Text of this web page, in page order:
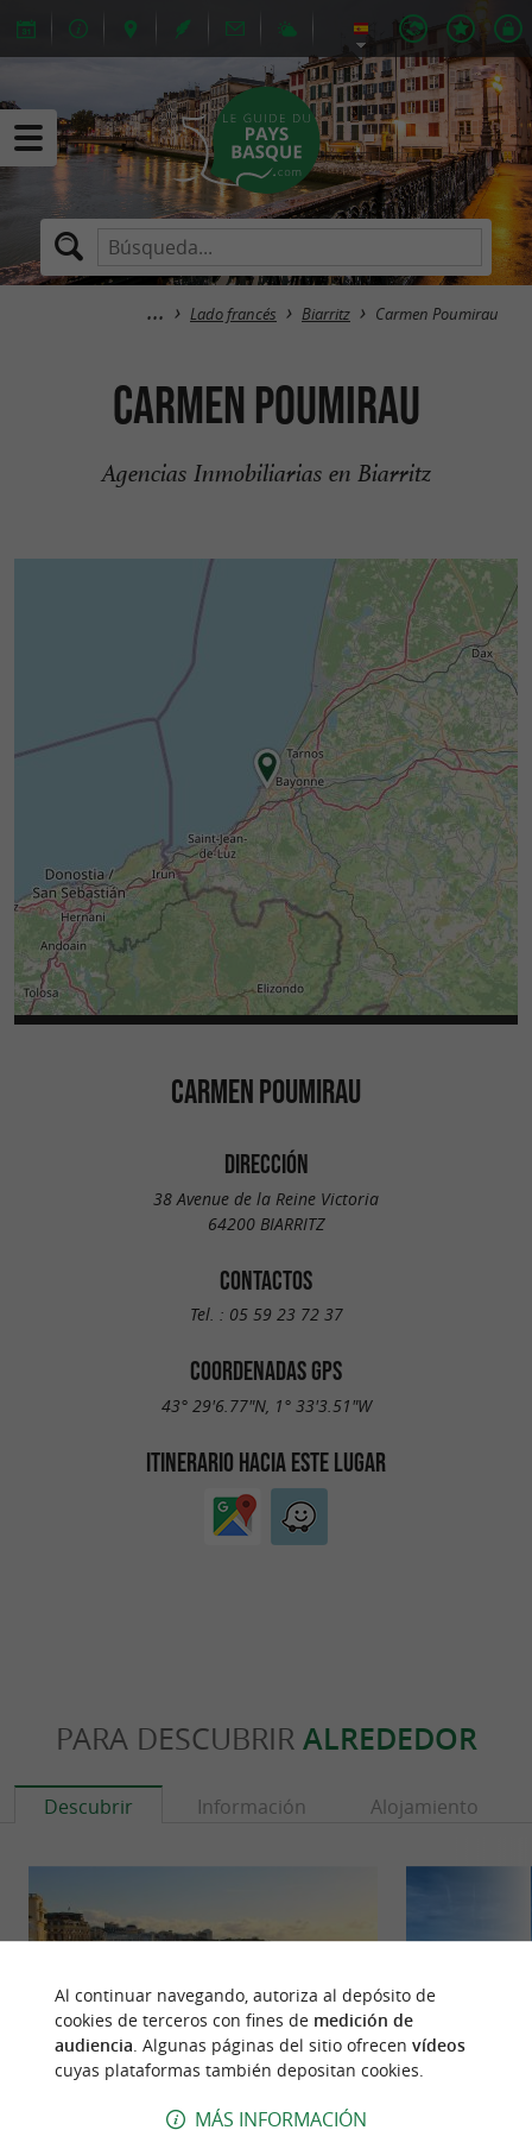
Lado francés Biarritz Carmen Poumirau
Carmen Poumirau
Agencias Inmobiliarias en Biarritz
CARMEN POUMIRAU
DIRECCIÓN
38 Avenue de la Reine Victoria
64200 BIARRITZ
CONTACTOS
Tel. : 05 59 23 72 37
COORDENADAS GPS
43° 29'6.77"N, 1° 33'3.51"W
ITINERARIO HACIA ESTE LUGAR
PARA DESCUBRIR ALREDEDOR
Descubrir Información Alojamiento
Al continuar navegando, autoriza al depósito de
cookies de terceros con fines de medición de
audiencia . Algunas páginas del sitio ofrecen vídeos
cuyas plataformas también depositan cookies.
MÁS INFORMACIÓN